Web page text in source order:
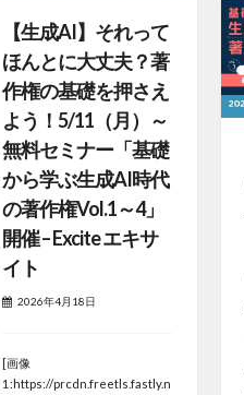
【生成AI】それって
ほんとに大丈夫？著
作権の基礎を押さえ
よう！5/11（月）～
無料セミナー「基礎
から学ぶ生成AI時代
の著作権Vol.1～4」
開催 – Excite エキサ
イト
2026年4月18日
[画像
1:https://prcdn.freetls.fastly.n